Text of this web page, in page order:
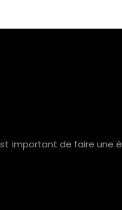
important de faire